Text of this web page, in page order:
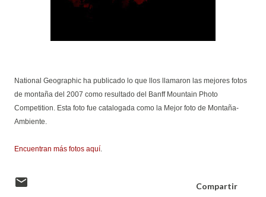
National Geographic ha publicado lo que llos llamaron las mejores fotos
de montaña del 2007 como resultado del Banff Mountain Photo
Competition. Esta foto fue catalogada como la Mejor foto de Montaña-
Ambiente.
Encuentran más fotos aquí.
Compartir